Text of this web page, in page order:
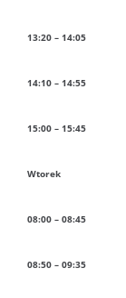
13:20 – 14:05
14:10 – 14:55
15:00 – 15:45
Wtorek
08:00 – 08:45
08:50 – 09:35